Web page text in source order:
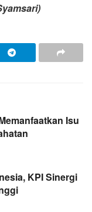
Isu
KPI Sinergi